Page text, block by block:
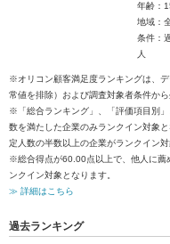
年齢：
地域：
条件：
人
※オリコン顧客満足度ランキングは、
常値を排除）および調査対象者条件か
※「総合ランキング」、「評価項目別
数を満たした企業のみランクイン対象
定人数の半数以上の企業がランクイン対
※総合得点が60.00点以上で、他人に薦
ンクイン対象となります。
≫ 詳細はこちら
過去ランキング